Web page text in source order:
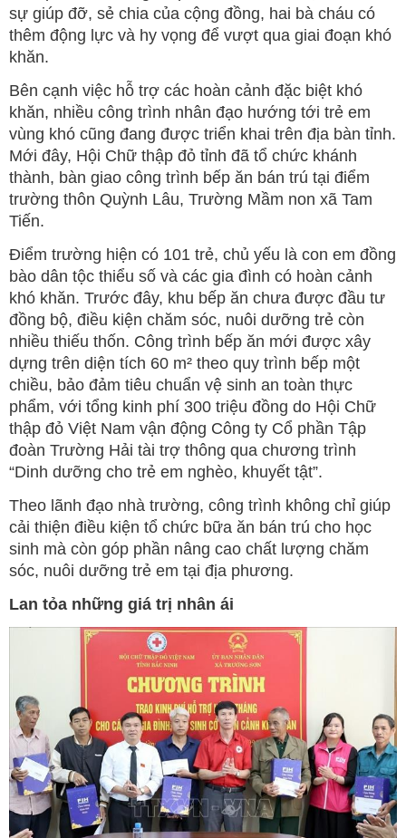
sự giúp đỡ, sẻ chia của cộng đồng, hai bà cháu có
thêm động lực và hy vọng để vượt qua giai đoạn khó
khăn.
Bên cạnh việc hỗ trợ các hoàn cảnh đặc biệt khó
khăn, nhiều công trình nhân đạo hướng tới trẻ em
vùng khó cũng đang được triển khai trên địa bàn tỉnh.
Mới đây, Hội Chữ thập đỏ tỉnh đã tổ chức khánh
thành, bàn giao công trình bếp ăn bán trú tại điểm
trường thôn Quỳnh Lâu, Trường Mầm non xã Tam
Tiến.
Điểm trường hiện có 101 trẻ, chủ yếu là con em đồng
bào dân tộc thiểu số và các gia đình có hoàn cảnh
khó khăn. Trước đây, khu bếp ăn chưa được đầu tư
đồng bộ, điều kiện chăm sóc, nuôi dưỡng trẻ còn
nhiều thiếu thốn. Công trình bếp ăn mới được xây
dựng trên diện tích 60 m² theo quy trình bếp một
chiều, bảo đảm tiêu chuẩn vệ sinh an toàn thực
phẩm, với tổng kinh phí 300 triệu đồng do Hội Chữ
thập đỏ Việt Nam vận động Công ty Cổ phần Tập
đoàn Trường Hải tài trợ thông qua chương trình
“Dinh dưỡng cho trẻ em nghèo, khuyết tật”.
Theo lãnh đạo nhà trường, công trình không chỉ giúp
cải thiện điều kiện tổ chức bữa ăn bán trú cho học
sinh mà còn góp phần nâng cao chất lượng chăm
sóc, nuôi dưỡng trẻ em tại địa phương.
Lan tỏa những giá trị nhân ái